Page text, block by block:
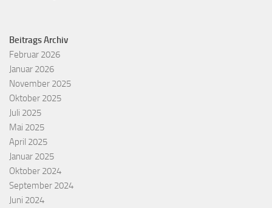
Beitrags Archiv
Februar 2026
Januar 2026
November 2025
Oktober 2025
Juli 2025
Mai 2025
April 2025
Januar 2025
Oktober 2024
September 2024
Juni 2024